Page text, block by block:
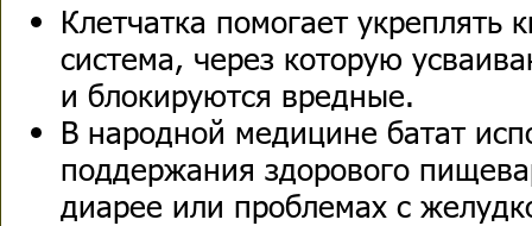
Клетчатка помогает укреплять
система, через которую
и блокируются вредные.
В народной медицине батат
поддержания здорового
диарее или проблемах с